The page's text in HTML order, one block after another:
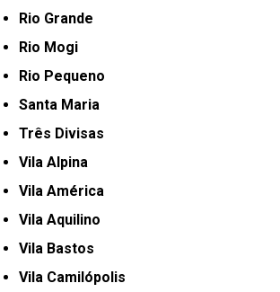
Rio Grande
Rio Mogi
Rio Pequeno
Santa Maria
Três Divisas
Vila Alpina
Vila América
Vila Aquilino
Vila Bastos
Vila Camilópolis